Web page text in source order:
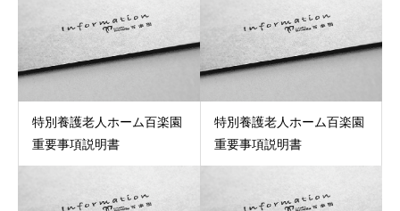
特別養護老人ホーム百楽園
重要事項説明書
特別養護老人ホーム百楽園
重要事項説明書